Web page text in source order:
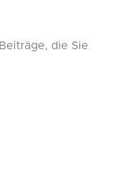
die Sie